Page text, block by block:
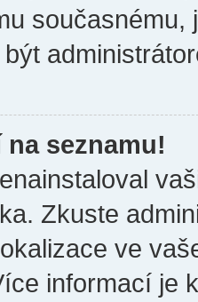
seznamu!
Zkuste
ve
informací je